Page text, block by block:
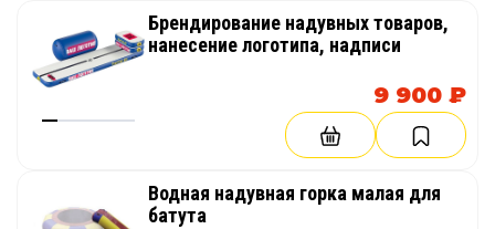
Брендирование надувных товаров,
нанесение логотипа, надписи
9 900 ₽
Водная надувная горка малая для
батута